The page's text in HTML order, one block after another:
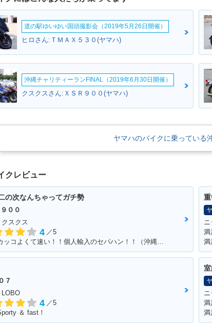
道の駅ゆいゆい国頭撮影会（2019年5月26日開催）
ヒロさん:ＴＭＡＸ５３０(ヤマハ)
沖縄チャリティーランFINAL（2019年6月30日開催）
クスクスさん:ＸＳＲ９００(ヤマハ)
ヤマハのバイクに乗っている
クレビュー
の次なんちゃってガチ勢
００
スクス
4 ／5
満足ポイント:カッコよくて速い！！個人輸入のセパハン！！（沖縄で他に見たことがない・・）
満
満
７
LOBO
4 ／5
＆ fast！
満
満